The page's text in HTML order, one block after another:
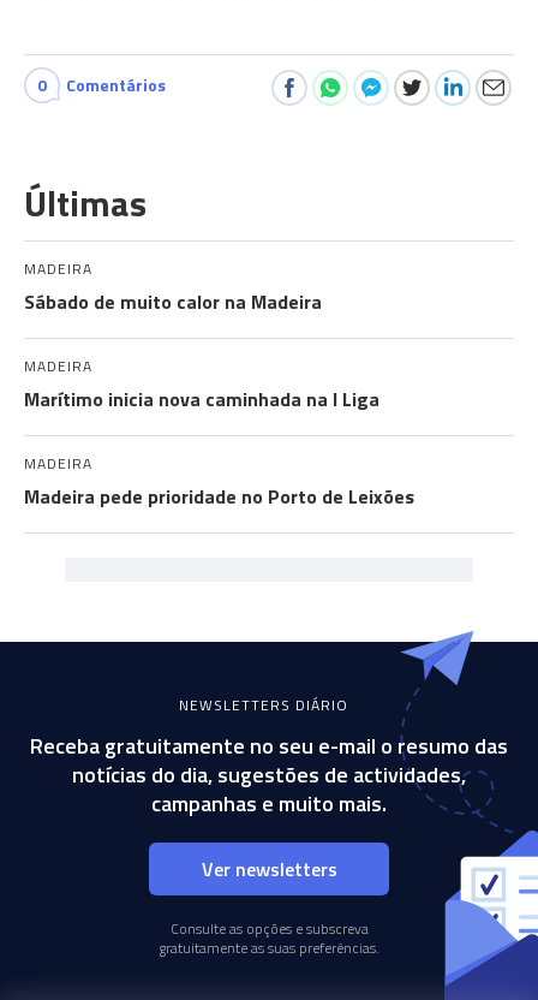
0 Comentários
Últimas
MADEIRA
Sábado de muito calor na Madeira
MADEIRA
Marítimo inicia nova caminhada na I Liga
MADEIRA
Madeira pede prioridade no Porto de Leixões
NEWSLETTERS DIÁRIO
Receba gratuitamente no seu e-mail o resumo das
notícias do dia, sugestões de actividades,
campanhas e muito mais.
Ver newsletters
Consulte as opções e subscreva
gratuitamente as suas preferências.